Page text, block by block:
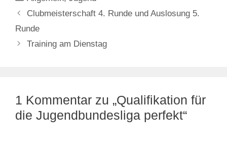
Clubmeisterschaft 4. Runde und Auslosung 5.
Runde
Training am Dienstag
1 Kommentar zu „Qualifikation für
die Jugendbundesliga perfekt“